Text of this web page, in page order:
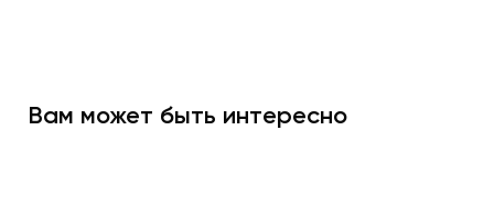
Вам может быть интересно